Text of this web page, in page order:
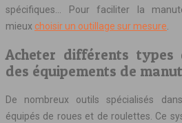
spécifiques… Pour faciliter la
mieux choisir un outillage sur mesure
Acheter différents
des équipements de
De nombreux outils spécialisés
équipés de roues et de roulettes. Ce